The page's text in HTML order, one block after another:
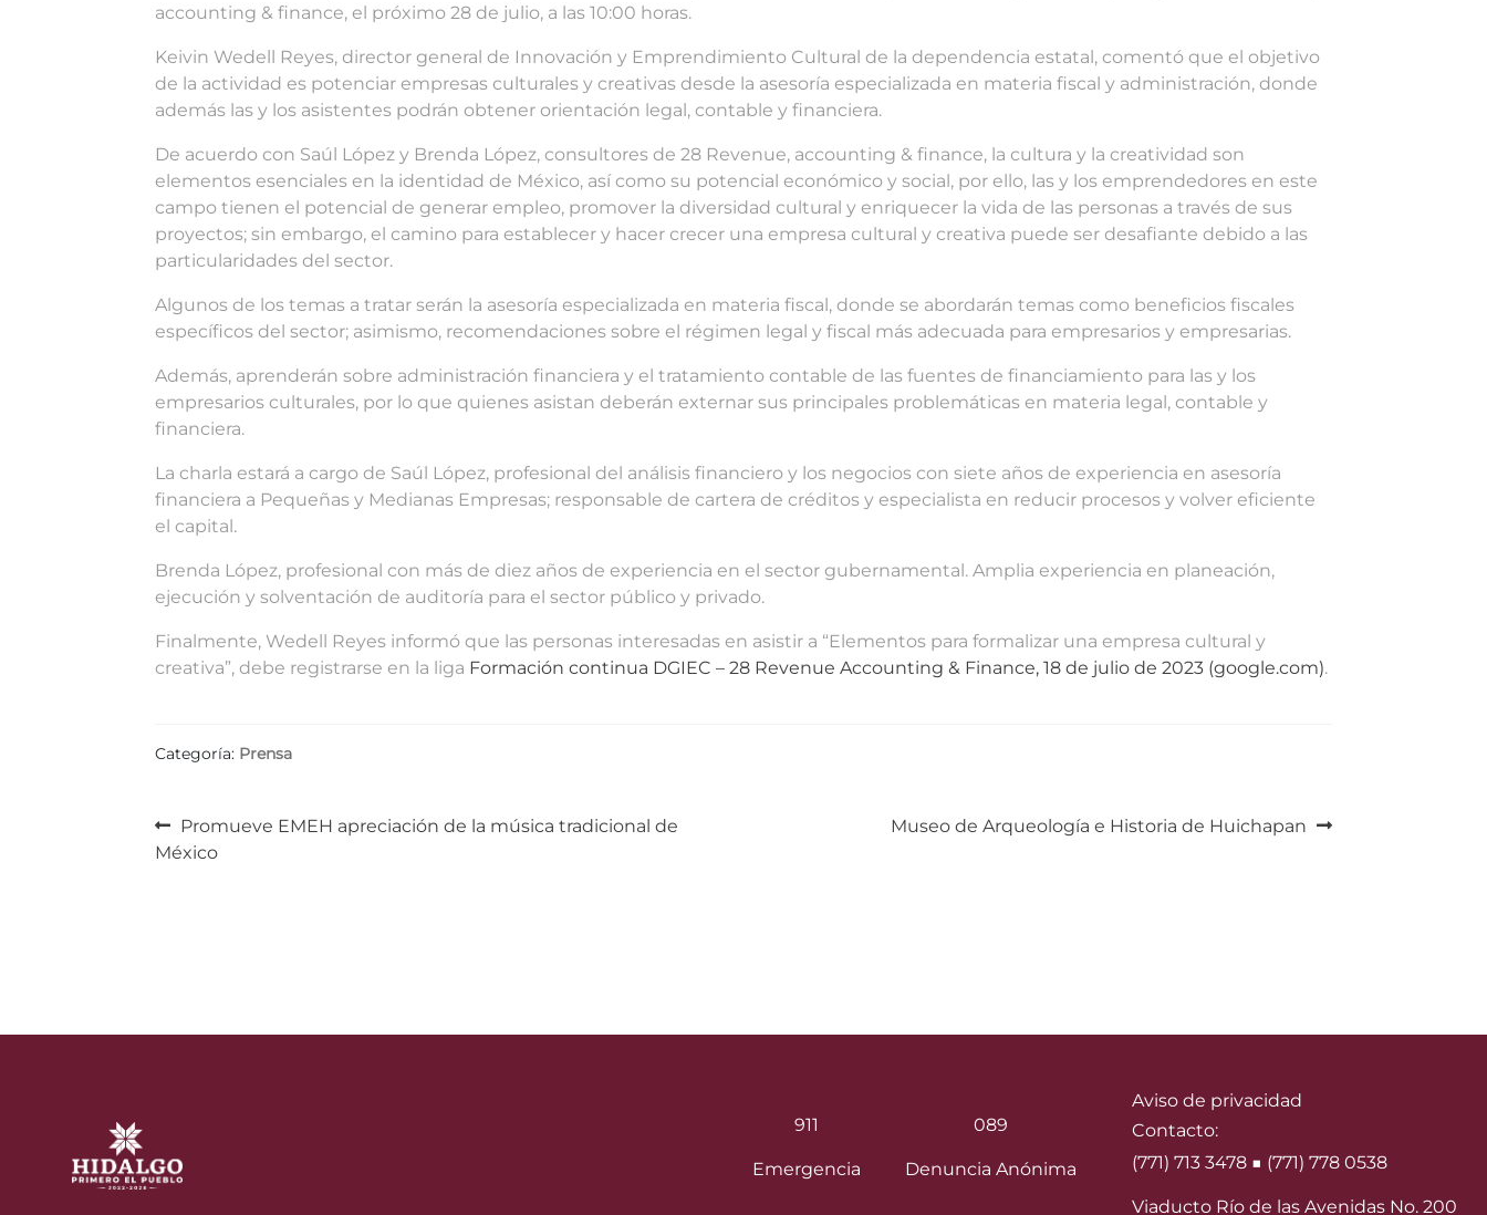
accounting & finance, el próximo 28 de julio, a las 10:00 horas.
Keivin Wedell Reyes, director general de Innovación y Emprendimiento Cultural de la dependencia estatal, comentó que el objetivo
de la actividad es potenciar empresas culturales y creativas desde la asesoría especializada en materia fiscal y administración, donde
además las y los asistentes podrán obtener orientación legal, contable y financiera.
De acuerdo con Saúl López y Brenda López, consultores de 28 Revenue, accounting & finance, la cultura y la creatividad son
elementos esenciales en la identidad de México, así como su potencial económico y social, por ello, las y los emprendedores en este
campo tienen el potencial de generar empleo, promover la diversidad cultural y enriquecer la vida de las personas a través de sus
proyectos; sin embargo, el camino para establecer y hacer crecer una empresa cultural y creativa puede ser desafiante debido a las
particularidades del sector.
Algunos de los temas a tratar serán la asesoría especializada en materia fiscal, donde se abordarán temas como beneficios fiscales
específicos del sector; asimismo, recomendaciones sobre el régimen legal y fiscal más adecuada para empresarios y empresarias.
Además, aprenderán sobre administración financiera y el tratamiento contable de las fuentes de financiamiento para las y los
empresarios culturales, por lo que quienes asistan deberán externar sus principales problemáticas en materia legal, contable y
financiera.
La charla estará a cargo de Saúl López, profesional del análisis financiero y los negocios con siete años de experiencia en asesoría
financiera a Pequeñas y Medianas Empresas; responsable de cartera de créditos y especialista en reducir procesos y volver eficiente
el capital.
Brenda López, profesional con más de diez años de experiencia en el sector gubernamental. Amplia experiencia en planeación,
ejecución y solventación de auditoría para el sector público y privado.
Finalmente, Wedell Reyes informó que las personas interesadas en asistir a “Elementos para formalizar una empresa cultural y
creativa”, debe registrarse en la liga Formación continua DGIEC – 28 Revenue Accounting & Finance, 18 de julio de 2023 (google.com).
Categoría: Prensa
Navegación
Anterior:
Promueve EMEH apreciación de la música tradicional de
México
Siguiente:
Museo de Arqueología e Historia de Huichapan
911
Emergencia
089
Denuncia Anónima
Aviso de privacidad
Contacto:
(771) 713 3478 ■ (771) 778 0538
Viaducto Río de las Avenidas No. 200